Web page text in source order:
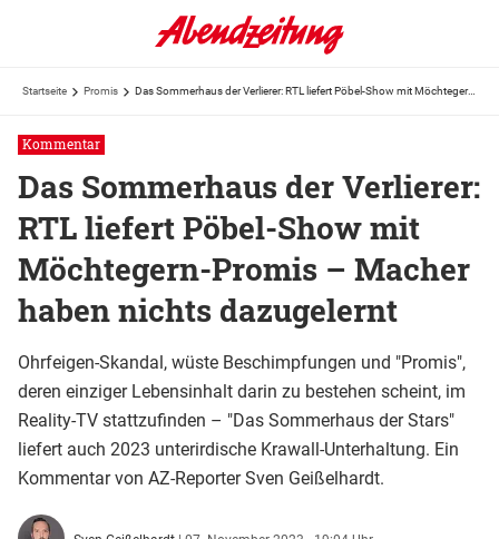
Startseite Promis Das Sommerhaus der Verlierer: RTL liefert Pöbel-Show mit Möchtegern-Promis – Macher haben nichts ...
Kommentar
Das Sommerhaus der Verlierer:
RTL liefert Pöbel-Show mit
Möchtegern-Promis – Macher
haben nichts dazugelernt
Ohrfeigen-Skandal, wüste Beschimpfungen und "Promis",
deren einziger Lebensinhalt darin zu bestehen scheint, im
Reality-TV stattzufinden – "Das Sommerhaus der Stars"
liefert auch 2023 unterirdische Krawall-Unterhaltung. Ein
Kommentar von AZ-Reporter Sven Geißelhardt.